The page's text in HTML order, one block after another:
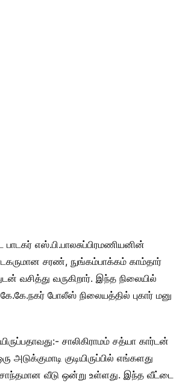
எஸ்.பி.பாலசுப்பிரமணியனின்
சரண், நுங்கம்பாக்கம் காம்தார்
வசித்து வருகிறார். இந்த நிலையில்
போலீஸ் நிலையத்தில் புகார் மனு
சாலிகிராமம் சத்யா கார்டன்
அடுக்குமாடி குடியிருப்பில் எங்களது
சொந்தமான வீடு ஒன்று உள்ளது. இந்த வீட்டை